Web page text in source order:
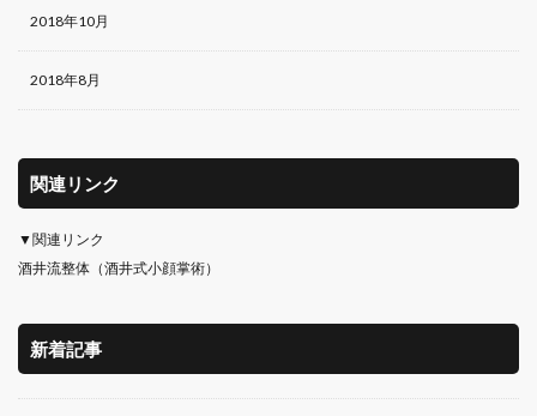
2018年10月
2018年8月
関連リンク
▼関連リンク
酒井流整体（酒井式小顔掌術）
新着記事